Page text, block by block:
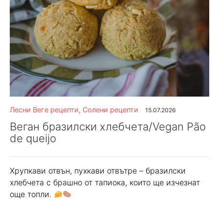
Лесни Веге рецепти, Солени рецепти 15.07.2026
Веган бразилски хлебчета/Vegan Pão
de queijo
Хрупкави отвън, пухкави отвътре – бразилски
хлебчета с брашно от тапиока, които ще изчезнат
още топли.